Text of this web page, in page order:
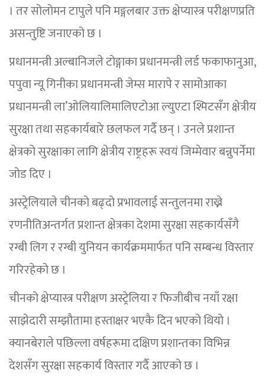
। तर सोलोमन टापुले पनि मङ्गलबार उक्त क्षेप्यास्त्र परीक्षणप्रति
असन्तुष्टि जनाएको छ ।
प्रधानमन्त्री अल्बानिजले टोङ्गाका प्रधानमन्त्री लर्ड फकाफानुआ,
पपुवा न्यू गिनीका प्रधानमन्त्री जेम्स मारापे र सामोआका
प्रधानमन्त्री ला’ओलियालिमालिएटोआ ल्युएटा श्मिटसँग क्षेत्रीय
सुरक्षा तथा सहकार्यबारे छलफल गर्दै छन् । उनले प्रशान्त
क्षेत्रको सुरक्षाका लागि क्षेत्रीय राष्ट्रहरू स्वयं जिम्मेवार बन्नुपर्नेमा
जोड दिए ।
अस्ट्रेलियाले चीनको बढ्दो प्रभावलाई सन्तुलनमा राख्ने
रणनीतिअन्तर्गत प्रशान्त क्षेत्रका देशमा सुरक्षा सहकार्यसँगै
रग्बी लिग र रग्बी युनियन कार्यक्रममार्फत पनि सम्बन्ध विस्तार
गरिरहेको छ ।
चीनको क्षेप्यास्त्र परीक्षण अस्ट्रेलिया र फिजीबीच नयाँ रक्षा
साझेदारी सम्झौतामा हस्ताक्षर भएकै दिन भएको थियो ।
क्यानबेराले पछिल्ला वर्षहरूमा दक्षिण प्रशान्तका विभिन्न
देशसँग सुरक्षा सहकार्य विस्तार गर्दै आएको छ ।